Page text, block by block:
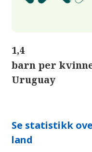
1,4
barn per
Uruguay
Se statistikk
land